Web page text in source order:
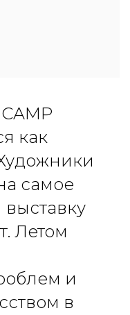
как
самое
Летом
и
в